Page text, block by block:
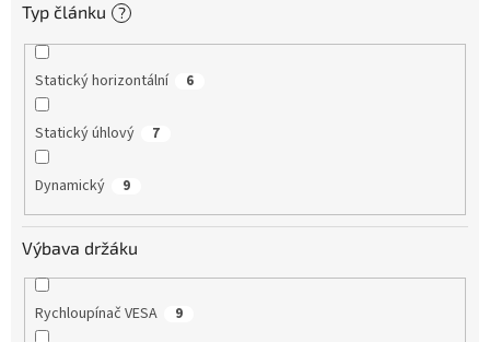
Typ článku ?
Statický horizontální 6
Statický úhlový 7
Dynamický 9
Výbava držáku
Rychloupínač VESA 9